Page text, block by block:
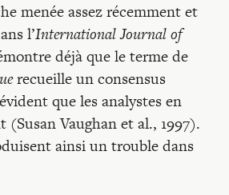
menée assez récemment et
l’International Journal of
déjà que le terme de
recueille un consensus
que les analystes en
(Susan Vaughan et al., 1997).
ainsi un trouble dans